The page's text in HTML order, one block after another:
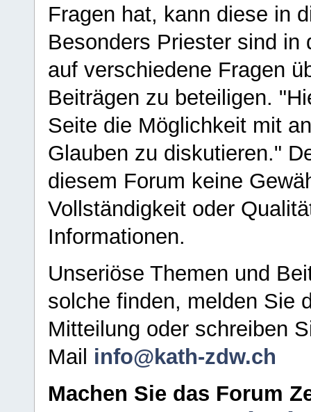
Fragen hat, kann diese in
Besonders Priester sind in
auf verschiedene Fragen
Beiträgen zu beteiligen.
Seite die Möglichkeit mit
Glauben zu diskutieren."
diesem Forum keine
Vollständigkeit oder
Informationen.
Unseriöse Themen und
solche finden, melden Sie
Mitteilung oder schreiben
Mail info@kath-zdw.ch
Machen Sie das Forum